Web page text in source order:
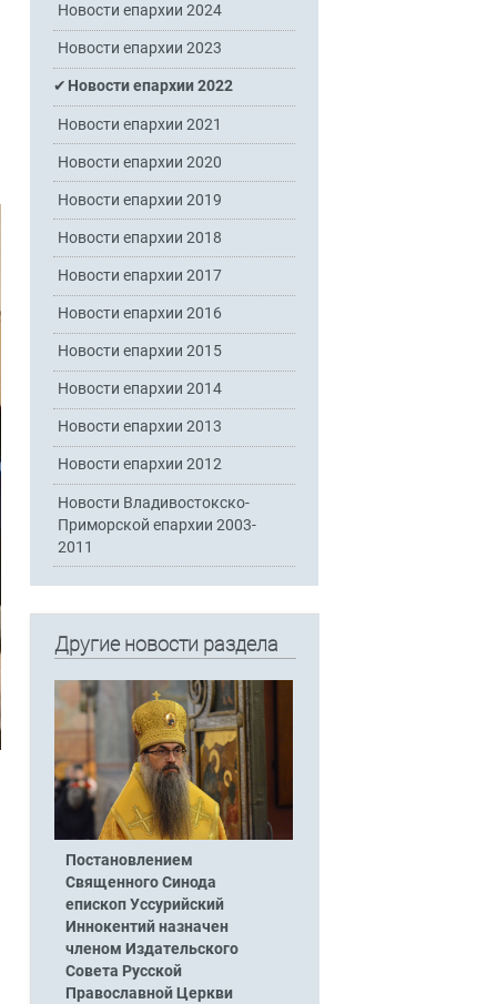
Новости епархии 2024
Новости епархии 2023
Новости епархии 2022
Новости епархии 2021
Новости епархии 2020
Новости епархии 2019
Новости епархии 2018
Новости епархии 2017
Новости епархии 2016
Новости епархии 2015
Новости епархии 2014
Новости епархии 2013
Новости епархии 2012
Новости Владивостокско-
Приморской епархии 2003-
2011
Другие новости раздела
Постановлением
Священного Синода
епископ Уссурийский
Иннокентий назначен
членом Издательского
Совета Русской
Православной Церкви